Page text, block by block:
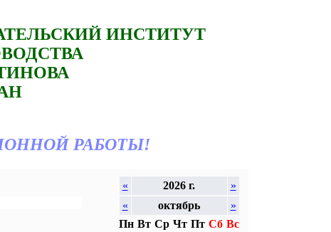
ИНСТИТУТ
РАБОТЫ!
« 2026 г.
»
«
октябрь
»
Пн Вт Ср Чт Пт Сб Вс